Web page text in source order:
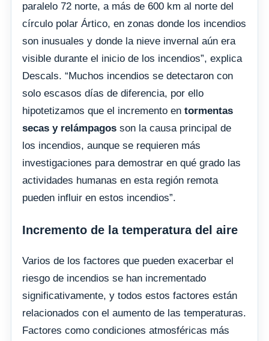
paralelo 72 norte, a más de 600 km al norte del
círculo polar Ártico, en zonas donde los incendios
son inusuales y donde la nieve invernal aún era
visible durante el inicio de los incendios”, explica
Descals. “Muchos incendios se detectaron con
solo escasos días de diferencia, por ello
hipotetizamos que el incremento en tormentas
secas y relámpagos son la causa principal de
los incendios, aunque se requieren más
investigaciones para demostrar en qué grado las
actividades humanas en esta región remota
pueden influir en estos incendios”.
Incremento de la temperatura del aire
Varios de los factores que pueden exacerbar el
riesgo de incendios se han incrementado
significativamente, y todos estos factores están
relacionados con el aumento de las temperaturas.
Factores como condiciones atmosféricas más